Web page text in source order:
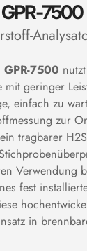
7500
GPR-7500
mit geringer
einfach zu
zur
tragbarer
Verwendung
fest
in